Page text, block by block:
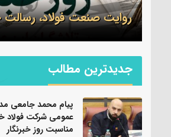
روایت صنعت فولاد،‌ رسالت
جدیدترین مطالب
پیام محمد جامعی
عمومی شرکت فولاد
مناسبت روز خبرنگار